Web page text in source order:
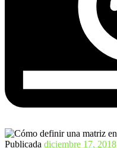
Publicada diciembre 17, 2018